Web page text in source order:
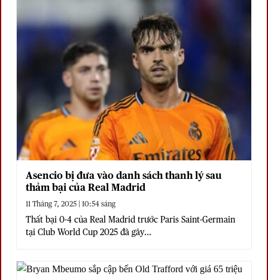
Asencio bị đưa vào danh sách thanh lý sau
thảm bại của Real Madrid
11 Tháng 7, 2025 | 10:54 sáng
Thất bại 0-4 của Real Madrid trước Paris Saint-Germain
tại Club World Cup 2025 đã gây...